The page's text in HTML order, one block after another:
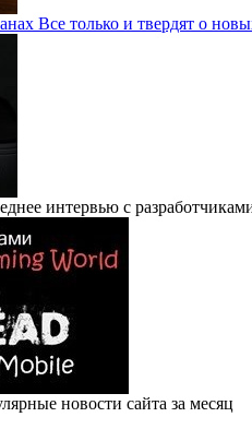
Все только и твердят о
интервью с
новости сайта за месяц